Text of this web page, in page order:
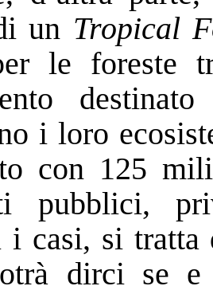
un Tropical
le foreste
i loro
con 125
pubblici,
i casi, si
dirci se e